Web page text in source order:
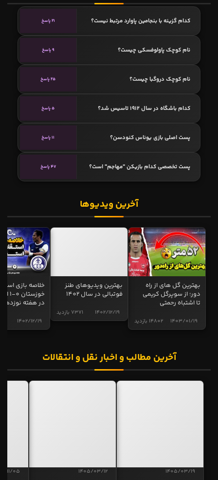
کدام گزینه با بنجامین پاوارد مرتبط نیست؟ 21 پاسخ
نام کوچک پاولوفسکی چیست؟ 9 پاسخ
نام کوچک دروگبا چیست؟ 25 پاسخ
کدام باشگاه در سال 1912 تاسیس شد؟ 5 پاسخ
پست اصلی بازی یوناس کنودسن؟ 11 پاسخ
پست تخصصی کدام بازیکن "مهاجم" است؟ 47 پاسخ
آخرین ویدیوها
بهترین گل های از راه
دور؛ از سوپرگل کریمی
تا اشتباه رحمتی
14802 بازدید 1403/01/19
بهترین ویدیوهای طنز
فوتبالی در سال 1402
7371 بازدید 1402/12/19
خلاصه بازی
در هفته نوزدهم
1402/12/19
آخرین مطالب و اخبار نقل و انتقالات
1405/03/19
1405/03/12
11/05